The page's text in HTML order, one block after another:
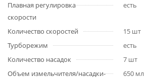
Плавная регулировка
скорости
есть
Количество скоростей
15 шт
Турборежим
есть
Количество насадок
7 шт
Объем измельчителя/насадки-
650 мл